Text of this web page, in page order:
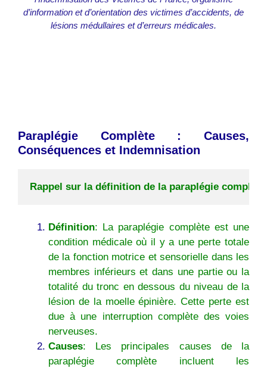
d’information et d’orientation des victimes d’accidents, de
lésions médullaires et d’erreurs médicales.
Paraplégie Complète : Causes,
Conséquences et Indemnisation
Rappel sur la définition de la paraplégie complète
Définition: La paraplégie complète est une
condition médicale où il y a une perte totale
de la fonction motrice et sensorielle dans les
membres inférieurs et dans une partie ou la
totalité du tronc en dessous du niveau de la
lésion de la moelle épinière. Cette perte est
due à une interruption complète des voies
nerveuses.
Causes: Les principales causes de la
paraplégie complète incluent les